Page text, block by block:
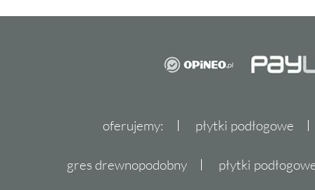
oferujemy: płytki podłogowe
gres drewnopodobny płytki